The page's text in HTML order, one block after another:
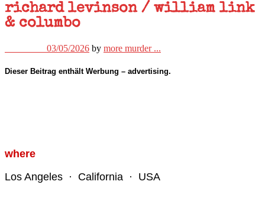
richard levinson / william link
& columbo
03/05/2026 by more murder ...
Dieser Beitrag enthält Werbung – advertising.
where
Los Angeles · California · USA